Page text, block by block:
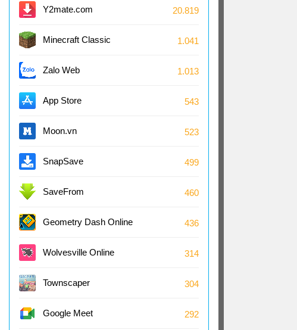
Y2mate.com 20.819
Minecraft Classic 1.041
Zalo Web 1.013
App Store 543
Moon.vn 523
SnapSave 499
SaveFrom 460
Geometry Dash Online 436
Wolvesville Online 314
Townscaper 304
Google Meet 292